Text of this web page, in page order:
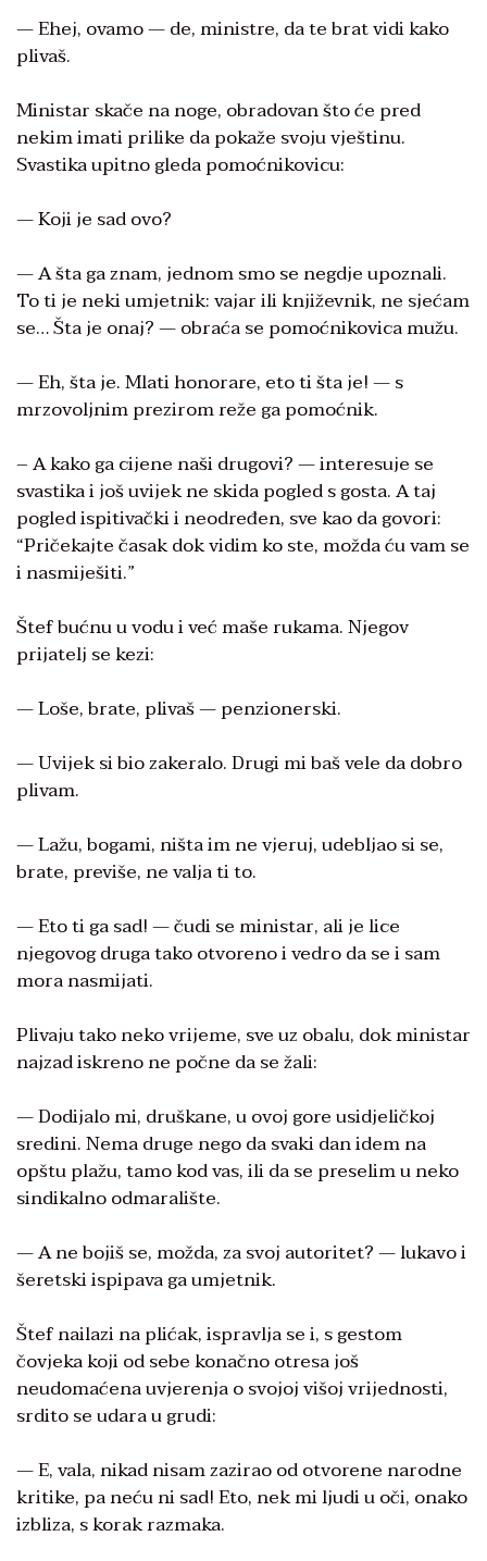
— Ehej, ovamo — de, ministre, da te brat vidi kako
plivaš.
Ministar skače na noge, obradovan što će pred
nekim imati prilike da pokaže svoju vještinu.
Svastika upitno gleda pomoćnikovicu:
— Koji je sad ovo?
— A šta ga znam, jednom smo se negdje upoznali.
To ti je neki umjetnik: vajar ili književnik, ne sjećam
se… Šta je onaj? — obraća se pomoćnikovica mužu.
— Eh, šta je. Mlati honorare, eto ti šta je! — s
mrzovoljnim prezirom reže ga pomoćnik.
– A kako ga cijene naši drugovi? — interesuje se
svastika i još uvijek ne skida pogled s gosta. A taj
pogled ispitivački i neodređen, sve kao da govori:
“Pričekajte časak dok vidim ko ste, možda ću vam se
i nasmiješiti.”
Štef bućnu u vodu i već maše rukama. Njegov
prijatelj se kezi:
— Loše, brate, plivaš — penzionerski.
— Uvijek si bio zakeralo. Drugi mi baš vele da dobro
plivam.
— Lažu, bogami, ništa im ne vjeruj, udebljao si se,
brate, previše, ne valja ti to.
— Eto ti ga sad! — čudi se ministar, ali je lice
njegovog druga tako otvoreno i vedro da se i sam
mora nasmijati.
Plivaju tako neko vrijeme, sve uz obalu, dok ministar
najzad iskreno ne počne da se žali:
— Dodijalo mi, druškane, u ovoj gore usidjeličkoj
sredini. Nema druge nego da svaki dan idem na
opštu plažu, tamo kod vas, ili da se preselim u neko
sindikalno odmaralište.
— A ne bojiš se, možda, za svoj autoritet? — lukavo i
šeretski ispipava ga umjetnik.
Štef nailazi na plićak, ispravlja se i, s gestom
čovjeka koji od sebe konačno otresa još
neudomaćena uvjerenja o svojoj višoj vrijednosti,
srdito se udara u grudi:
— E, vala, nikad nisam zazirao od otvorene narodne
kritike, pa neću ni sad! Eto, nek mi ljudi u oči, onako
izbliza, s korak razmaka.